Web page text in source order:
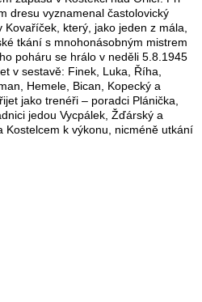
dresu vyznamenal častolovický
který, jako jeden z mála,
tkání s mnohonásobným mistrem
poháru se hrálo v neděli 5.8.1945
v sestavě: Finek, Luka, Říha,
Hemele, Bican, Kopecký a
jako trenéři – poradci Plánička,
jedou Vycpálek, Žďárský a
Kostelcem k výkonu, nicméně utkání